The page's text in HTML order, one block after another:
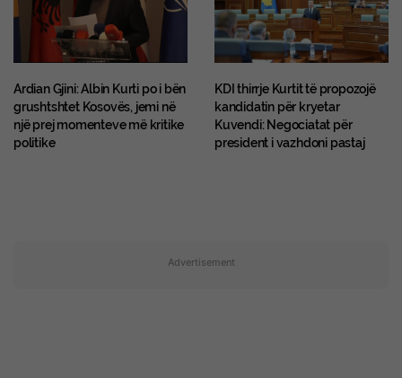
Ardian Gjini: Albin Kurti po i bën
grushtshtet Kosovës, jemi në
një prej momenteve më kritike
politike
KDI thirrje Kurtit të propozojë
kandidatin për kryetar
Kuvendi: Negociatat për
president i vazhdoni pastaj
Advertisement